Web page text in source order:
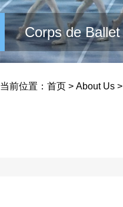
Corps de Ballet
当前位置： 首页 > About Us >